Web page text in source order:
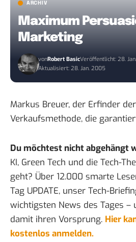
ARCHIV
Maximum
Marketing
vonRobert BasicVeröffentlicht: 28.
Aktualisiert: 28. Jan. 2005
Markus Breuer, der Erfinder
Verkaufsmethode, die
Du möchtest nicht abgehängt
KI, Green Tech und die Tech-
geht? Über 12.000 smarte
Tag UPDATE, unser Tech-
wichtigsten News des Tages –
damit ihren Vorsprung. Hier
kostenlos anmelden.